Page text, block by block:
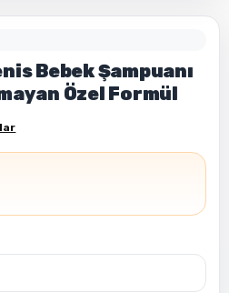
Bebek Şampuanı
Özel Formül